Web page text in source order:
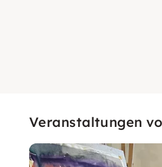
Veranstaltungen